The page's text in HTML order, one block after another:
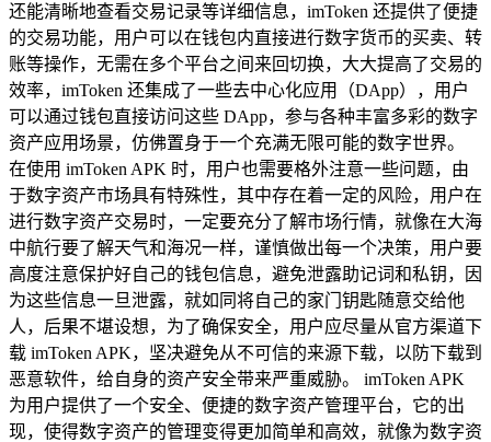
还能清晰地查看交易记录等详细信息，imToken 还提供了便捷
的交易功能，用户可以在钱包内直接进行数字货币的买卖、转
账等操作，无需在多个平台之间来回切换，大大提高了交易的
效率，imToken 还集成了一些去中心化应用（DApp），用户
可以通过钱包直接访问这些 DApp，参与各种丰富多彩的数字
资产应用场景，仿佛置身于一个充满无限可能的数字世界。
在使用 imToken APK 时，用户也需要格外注意一些问题，由
于数字资产市场具有特殊性，其中存在着一定的风险，用户在
进行数字资产交易时，一定要充分了解市场行情，就像在大海
中航行要了解天气和海况一样，谨慎做出每一个决策，用户要
高度注意保护好自己的钱包信息，避免泄露助记词和私钥，因
为这些信息一旦泄露，就如同将自己的家门钥匙随意交给他
人，后果不堪设想，为了确保安全，用户应尽量从官方渠道下
载 imToken APK，坚决避免从不可信的来源下载，以防下载到
恶意软件，给自身的资产安全带来严重威胁。 imToken APK
为用户提供了一个安全、便捷的数字资产管理平台，它的出
现，使得数字资产的管理变得更加简单和高效，就像为数字资